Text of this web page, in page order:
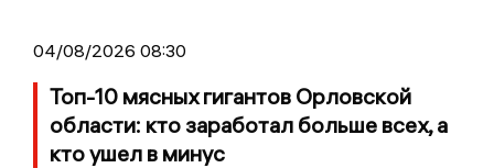
04/08/2026 08:30
Топ-10 мясных гигантов Орловской
области: кто заработал больше всех, а
кто ушел в минус